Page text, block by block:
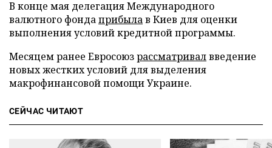
В конце мая делегация Международного
валютного фондаприбылав Киев для оценки
выполнения условий кредитной программы.
Месяцем ранее Евросоюзрассматривалвведение
новых жестких условий для выделения
макрофинансовой помощи Украине.
СЕЙЧАС ЧИТАЮТ